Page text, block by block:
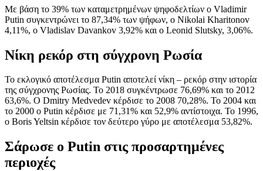
Με βάση το 39% των καταμετρημένων ψηφοδελτίων ο Vladimir
Putin συγκεντρώνει το 87,34% των ψήφων, ο Nikolai Kharitonov
4,11%, ο Vladislav Davankov 3,92% και ο Leonid Slutsky, 3,06%.
Νίκη ρεκόρ στη σύγχρονη Ρωσία
Το εκλογικό αποτέλεσμα Putin αποτελεί νίκη – ρεκόρ στην ιστορία
της σύγχρονης Ρωσίας. Το 2018 συγκέντρωσε 76,69% και το 2012
63,6%. Ο Dmitry Medvedev κέρδισε το 2008 70,28%. Το 2004 και
το 2000 ο Putin κέρδισε με 71,31% και 52,9% αντίστοιχα. Το 1996,
ο Boris Yeltsin κέρδισε τον δεύτερο γύρο με αποτέλεσμα 53,82%.
Σάρωσε ο Putin στις προσαρτημένες
περιοχές